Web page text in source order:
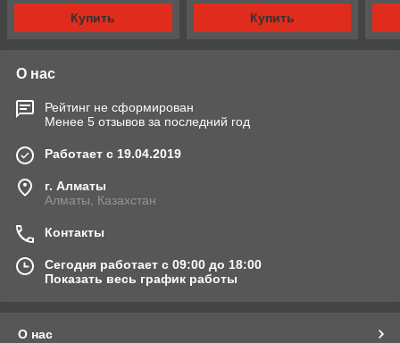
Купить Купить
О нас
Рейтинг не сформирован
Менее 5 отзывов за последний год
Работает с 19.04.2019
г. Алматы
Алматы, Казахстан
Контакты
Сегодня работает с 09:00 до 18:00
Показать весь график работы
О нас